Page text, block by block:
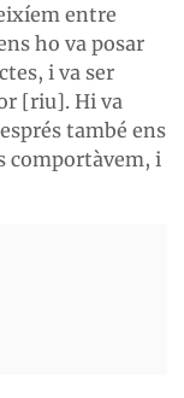
entre
ho va posar
i va ser
[riu]. Hi va
també ens
comportàvem, i